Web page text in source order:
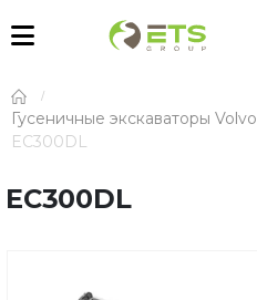
Гусеничные экскаваторы Volvo
EC300DL
EC300DL